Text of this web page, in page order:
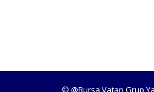
© @Bursa Vatan Grup